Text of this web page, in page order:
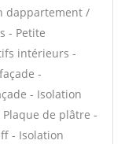
dappartement /
- Petite
intérieurs -
-
- Isolation
de plâtre -
- Isolation